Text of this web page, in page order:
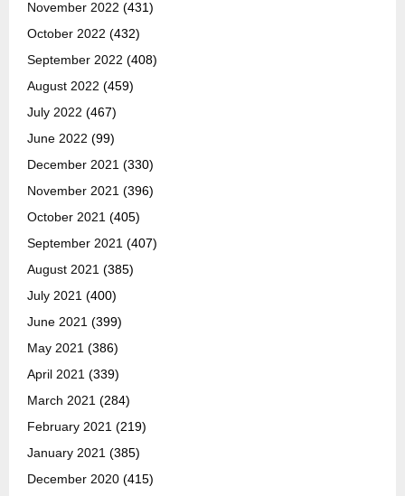
November 2022 (431)
October 2022 (432)
September 2022 (408)
August 2022 (459)
July 2022 (467)
June 2022 (99)
December 2021 (330)
November 2021 (396)
October 2021 (405)
September 2021 (407)
August 2021 (385)
July 2021 (400)
June 2021 (399)
May 2021 (386)
April 2021 (339)
March 2021 (284)
February 2021 (219)
January 2021 (385)
December 2020 (415)